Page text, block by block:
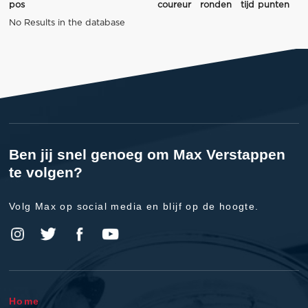
pos coureur ronden tijd
punten
No Results in the database
Ben jij snel genoeg om Max Verstappen
te volgen?
Volg Max op social media en blijf op de hoogte.
Home